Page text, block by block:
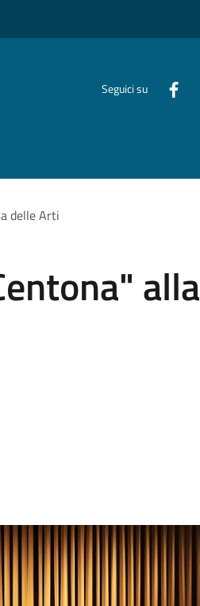
Seguici su
delle Arti
alla